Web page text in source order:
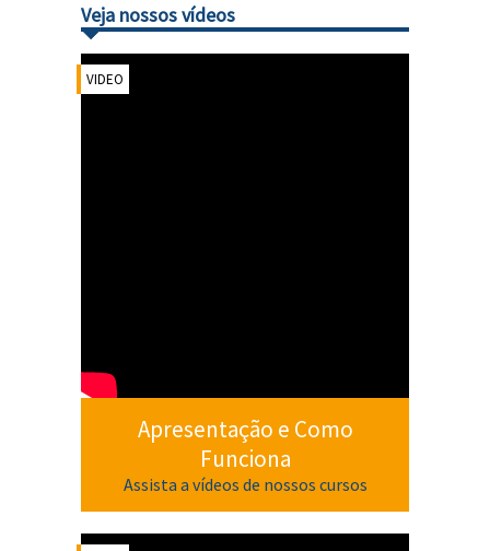
Veja nossos vídeos
VIDEO
Apresentação e Como
Funciona
Assista a vídeos de nossos cursos